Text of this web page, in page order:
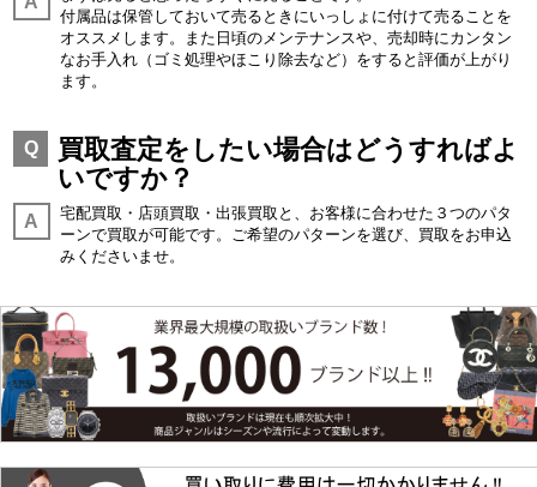
付属品は保管しておいて売るときにいっしょに付けて売ることを
オススメします。また日頃のメンテナンスや、売却時にカンタン
なお手入れ（ゴミ処理やほこり除去など）をすると評価が上がり
ます。
Q
買取査定をしたい場合はどうすればよ
いですか？
A
宅配買取・店頭買取・出張買取と、お客様に合わせた３つのパタ
ーンで買取が可能です。ご希望のパターンを選び、買取をお申込
みくださいませ。